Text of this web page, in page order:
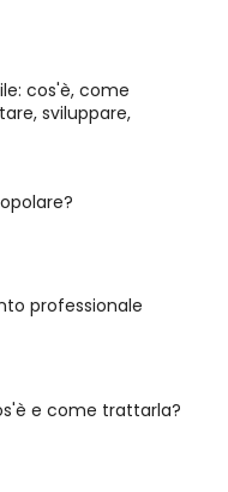
cos'è, come
sviluppare,
professionale
e come trattarla?